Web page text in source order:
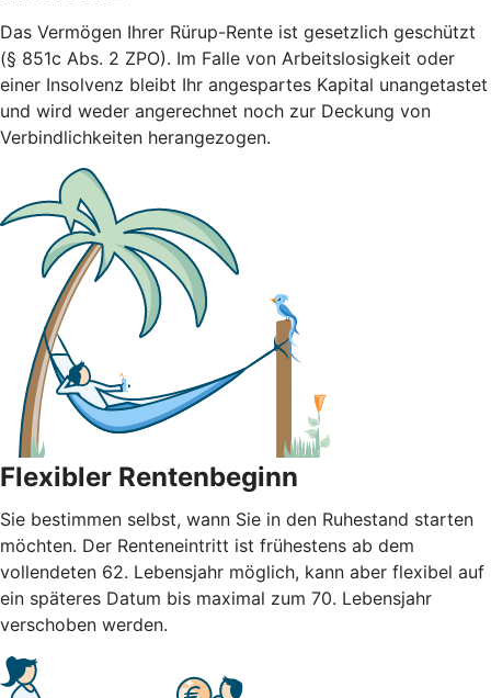
Das Vermögen Ihrer Rürup-Rente ist gesetzlich geschützt
(§ 851c Abs. 2 ZPO). Im Falle von Arbeitslosigkeit oder
einer Insolvenz bleibt Ihr angespartes Kapital unangetastet
und wird weder angerechnet noch zur Deckung von
Verbindlichkeiten herangezogen.
Flexibler Rentenbeginn
Sie bestimmen selbst, wann Sie in den Ruhestand starten
möchten. Der Renteneintritt ist frühestens ab dem
vollendeten 62. Lebensjahr möglich, kann aber flexibel auf
ein späteres Datum bis maximal zum 70. Lebensjahr
verschoben werden.